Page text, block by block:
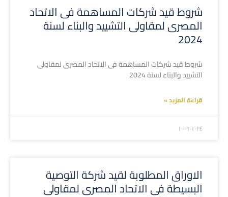
شروط قيد شركات المساهمة فى الاتحاد
المصرى لمقاولى التشييد والبناء لسنة
2024
شروط قيد شركات المساهمة فى الاتحاد المصرى لمقاولى
التشييد والبناء لسنة 2024
قراءة المزيد »
۲۰۲٤-۰٦-۱۰
الاوراق المطلوبة لقيد شركة التوصية
البسيطة فى الاتحاد المصرى لمقاولى